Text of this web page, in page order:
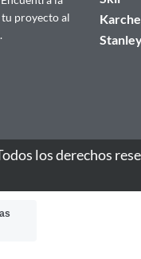
proyecto al
los derechos